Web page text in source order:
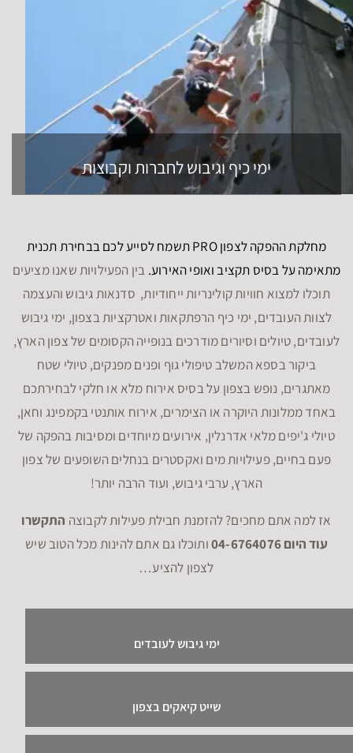
ימי כיף וגיבוש לחברות וקבוצות
מחלקת ההפקה לצפון PRO תשמח לסייע לכם בבחירת תכנית
מתאימה על בסיס תקציב ואופי האירוע. בין הפעילויות שאנו מציעים
תוכלו למצוא חוויות קולינריות ייחודיות, סדנאות גיבוש והעצמה
לצוות העובדים, ימי כיף הרפתקאות ואטרקציות בצפון, ימי גיבוש
לעובדים, טיולים וסיורים מודרכים בנופייה הקסומים של צפון הארץ,
ביקור בספא המשלב טיפולי גוף ופנים מפנקים, טיולי שטח
מאתגרים, נופש בצפון על בסיס אירוח מלא או חלקי לבחירתכם
באחד ממלונות היוקרה או הצימרים, אירוח אותנטי בקמפינג וחאן,
טיולי ג'יפים מלאי אדרנלין, אירועים מיוחדים ומסיבות בהפקה של
פעם בחיים, פעילויות מים ואקסטרים בנחלים השופעים של צפון
הארץ, ערבי גיבוש, ועוד הרבה יותר!
אז למה אתם מחכים? להזמנת חבילת פעילות לקבוצה התקשרו
עוד היום 04-6764076
ותוכלו גם אתם להינות מכל הטוב שיש
לצפון להציע…
ימי גיבוש לעובדים
שייט קיאקים בצפון